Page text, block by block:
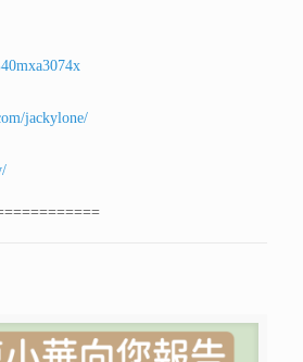
jackylone/